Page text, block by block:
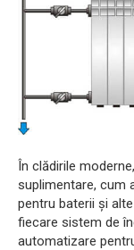
În clădirile
suplimentare, cum
pentru baterii și
fiecare sistem de
automatizare